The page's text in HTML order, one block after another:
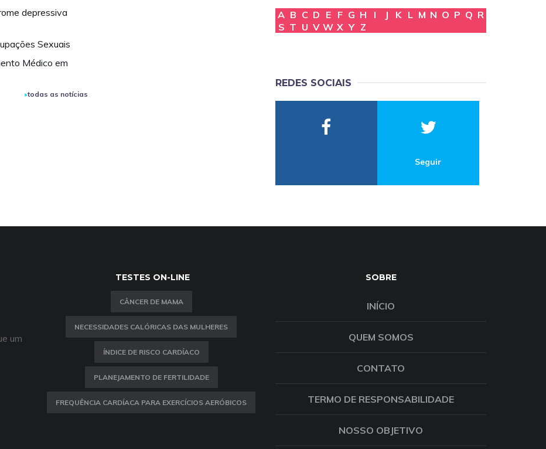
depressiva
Sexuais
Médico em
todas as notícias
A B C D E F G H I J K L M N O P Q R
S T U V W X Y Z
REDES SOCIAIS
Seguir
um
TESTES ON-LINE
CÂNCER DE MAMA
NECESSIDADES CALÓRICAS DAS MULHERES
ÍNDICE DE RISCO CARDÍACO
PLANEJAMENTO DE FERTILIDADE
FREQUÊNCIA CARDÍACA PARA EXERCÍCIOS AERÓBICOS
SOBRE
INÍCIO
QUEM SOMOS
CONTATO
TERMO DE RESPONSABILIDADE
NOSSO OBJETIVO